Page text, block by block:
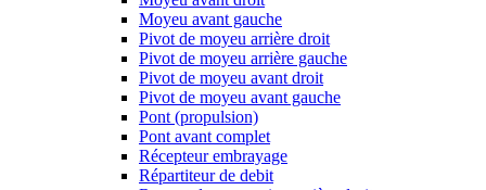
Moyeu avant gauche
Pivot de moyeu arrière droit
Pivot de moyeu arrière gauche
Pivot de moyeu avant droit
Pivot de moyeu avant gauche
Pont (propulsion)
Pont avant complet
Récepteur embrayage
Répartiteur de debit